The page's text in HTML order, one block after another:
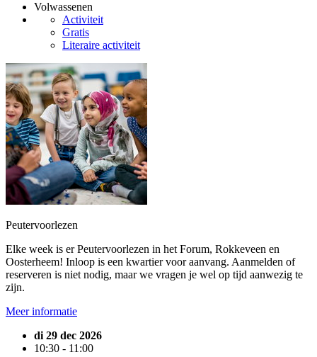
Volwassenen
Activiteit
Gratis
Literaire activiteit
Peutervoorlezen
Elke week is er Peutervoorlezen in het Forum, Rokkeveen en
Oosterheem! Inloop is een kwartier voor aanvang. Aanmelden of
reserveren is niet nodig, maar we vragen je wel op tijd aanwezig te
zijn.
Meer informatie
di 29 dec 2026
10:30 - 11:00